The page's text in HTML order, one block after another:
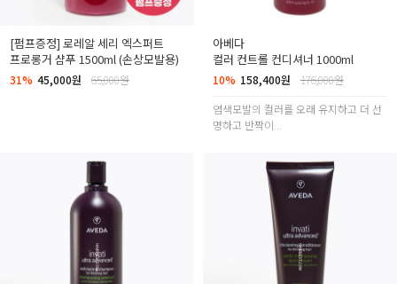
[펌프증정] 로레알 세리 엑스퍼트
프로롱거 샴푸 1500ml (손상모발용)
31% 45,000원 65,000원
아베다
컬러 컨트롤 컨디셔너 1000ml
10% 158,400원
176,000원
염색모발의 컬러를 오래 유지하고 더 선
명하고 반짝이...